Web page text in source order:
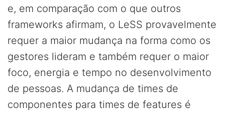
e, em comparação com o que outros
frameworks afirmam, o LeSS provavelmente
requer a maior mudança na forma como os
gestores lideram e também requer o maior
foco, energia e tempo no desenvolvimento
de pessoas. A mudança de times de
componentes para times de features é